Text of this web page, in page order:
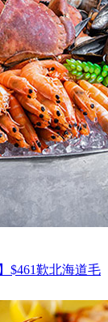
$461歎北海道毛